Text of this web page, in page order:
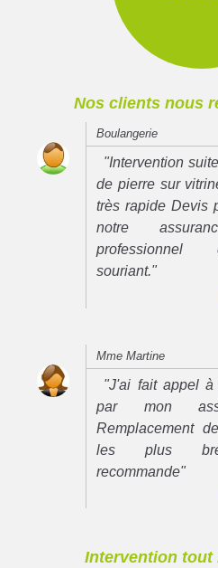
Nos clients nous
Boulangerie
"Intervention
de pierre sur
très rapide Devis
notre
professionnel
souriant."
Mme Martine
"J'ai fait appel à
par mon
Remplacement
les plus
recommande"
Intervention tout